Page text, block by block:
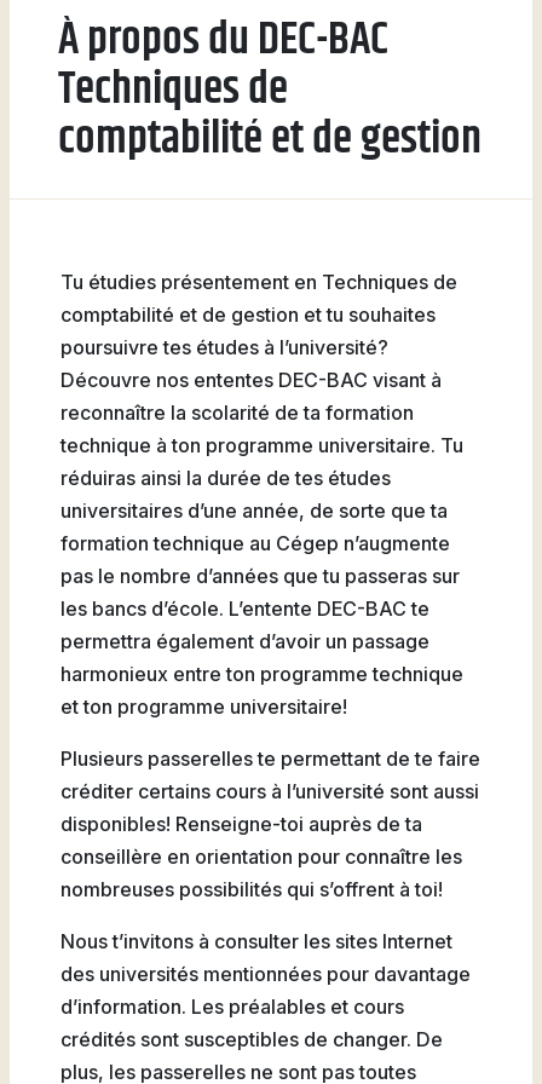
Natation
Football
À propos du DEC-BAC
Techniques de
comptabilité et de gestion
Tu étudies présentement en Techniques de
comptabilité et de gestion et tu souhaites
poursuivre tes études à l’université?
Découvre nos ententes DEC-BAC visant à
reconnaître la scolarité de ta formation
technique à ton programme universitaire. Tu
réduiras ainsi la durée de tes études
universitaires d’une année, de sorte que ta
formation technique au Cégep n’augmente
pas le nombre d’années que tu passeras sur
les bancs d’école. L’entente DEC-BAC te
permettra également d’avoir un passage
harmonieux entre ton programme technique
et ton programme universitaire!
Plusieurs passerelles te permettant de te faire
créditer certains cours à l’université sont aussi
disponibles! Renseigne-toi auprès de ta
conseillère en orientation pour connaître les
nombreuses possibilités qui s’offrent à toi!
Nous t’invitons à consulter les sites Internet
des universités mentionnées pour davantage
d’information. Les préalables et cours
crédités sont susceptibles de changer. De
plus, les passerelles ne sont pas toutes